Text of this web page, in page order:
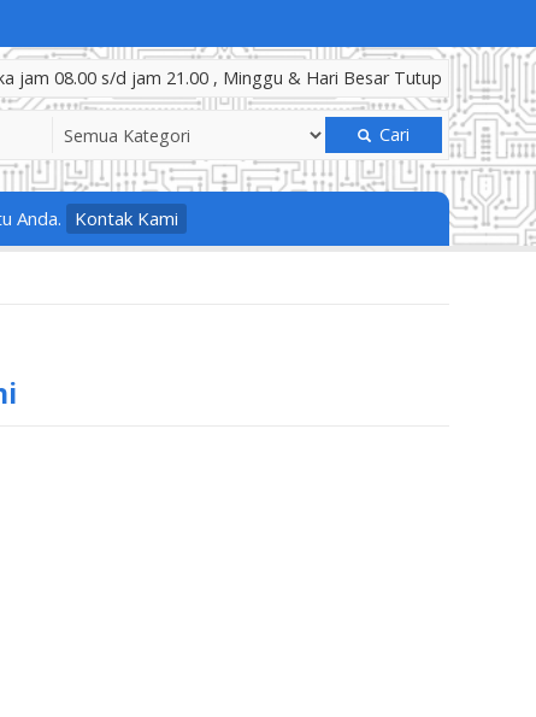
jam 08.00 s/d jam 21.00 , Minggu & Hari Besar Tutup
Cari
Anda. Kontak Kami